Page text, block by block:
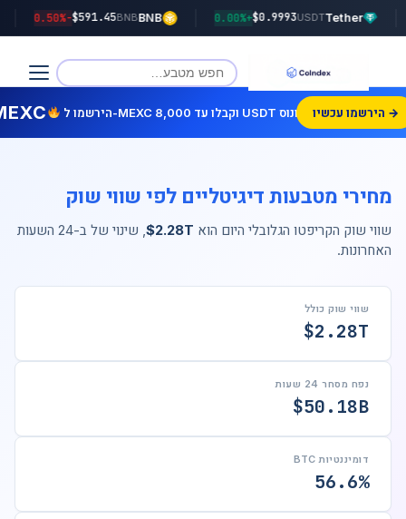
Tether
USDT
$0.9993
+0.00%
BNB
BNB
$591.45
-0.50%
הירשמו עכשיו →
מחירי מטבעות דיגיטליים לפי שווי שוק
שווי שוק הקריפטו הגלובלי היום הוא $2.28T, שינוי של
ב-24 השעות
האחרונות.
שווי שוק כולל
$2.28T
נפח מסחר 24 שעות
$50.18B
דומיננטיות BTC
56.6%